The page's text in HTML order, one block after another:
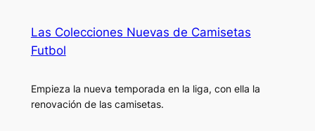
Las Colecciones Nuevas de Camisetas
Futbol
Empieza la nueva temporada en la liga, con ella la
renovación de las camisetas.